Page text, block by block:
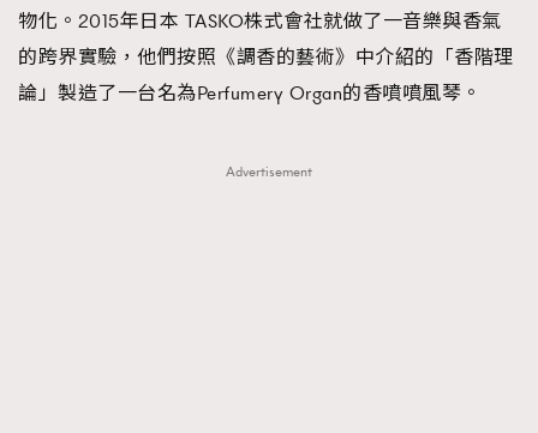
物化。2015年日本 TASKO株式會社就做了一音樂與香氣
的跨界實驗，他們按照《調香的藝術》中介紹的「香階理
論」製造了一台名為Perfumery Organ的香噴噴風琴。
Advertisement